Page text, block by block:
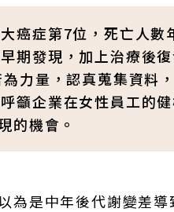
癌症第7位，死亡人
期發現，加上治療後
力量，認真蒐集資料
籲企業在女性員工的
的機會。
為是中年後代謝變差